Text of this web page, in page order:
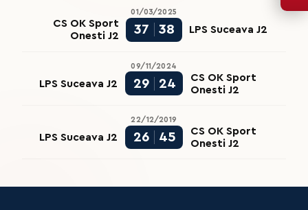
01/03/2025
CS OK Sport
Onesti J2
37 38 LPS Suceava J2
09/11/2024
LPS Suceava J2 29 24
CS OK Sport
Onesti J2
22/12/2019
LPS Suceava J2 26 45
CS OK Sport
Onesti J2